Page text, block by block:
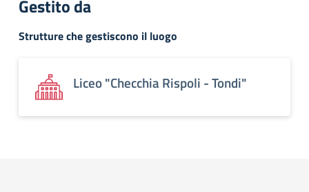
Gestito da
Strutture che gestiscono il luogo
Liceo "Checchia Rispoli - Tondi"